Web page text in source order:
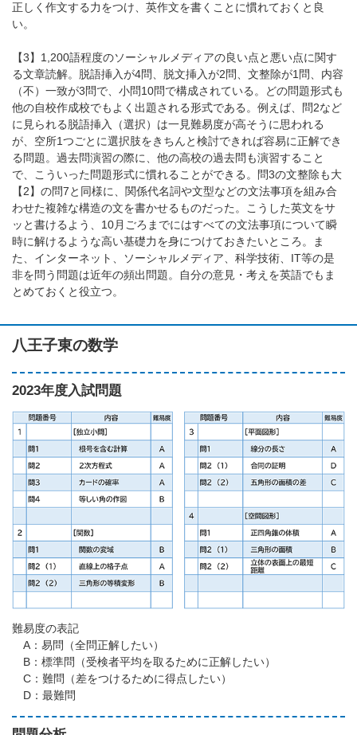
正しく作文する力をつけ、英作文を書くことに慣れておくと良
い。
【3】1,200語程度のソーシャルメディアの良い点と悪い点に関す
る文章読解。脱語挿入が4問、脱文挿入が2問、文整除が1問、内容
（不）一致が3問で、小問10問で構成されている。どの問題形式も
他の自校作成校でもよく出題される形式である。例えば、問2など
に見られる脱語挿入（選択）は一見難易度が高そうに思われる
が、空所1つごとに選択肢をきちんと検討できれば容易に正解でき
る問題。過去問演習の際に、他の高校の過去問も演習すること
で、こういった問題形式に慣れることができる。問3の文整除も大
【2】の問7と同様に、関係代名詞や文型などの文法事項を組み合
わせた複雑な構造の文を書かせるものだった。こうした英文をサ
ッと書けるよう、10月ごろまでにはすべての文法事項について瞬
時に解けるような高い基礎力を身につけておきたいところ。ま
た、インターネット、ソーシャルメディア、科学技術、IT等の是
非を問う問題は近年の頻出問題。自分の意見・考えを英語でもま
とめておくと役立つ。
八王子東の数学
2023年度入試問題
難易度の表記
A：易問（全問正解したい）
B：標準問（受検者平均を取るために正解したい）
C：難問（差をつけるために得点したい）
D：最難問